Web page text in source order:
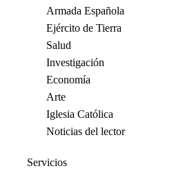
Armada Española
Ejército de Tierra
Salud
Investigación
Economía
Arte
Iglesia Católica
Noticias del lector
Servicios